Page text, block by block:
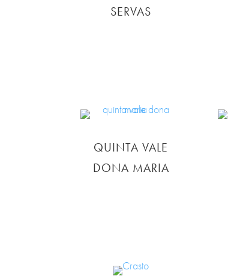
SERVAS
QUINTA VALE
DONA MARIA